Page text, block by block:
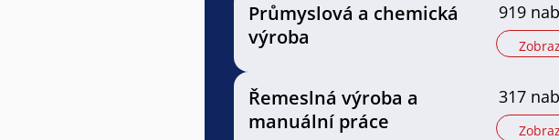
Průmyslová a chemická
výroba
919
Řemeslná výroba a
manuální práce
317